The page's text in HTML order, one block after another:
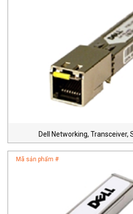
Dell Networking, Transceiver,
Mã sản phẩm #